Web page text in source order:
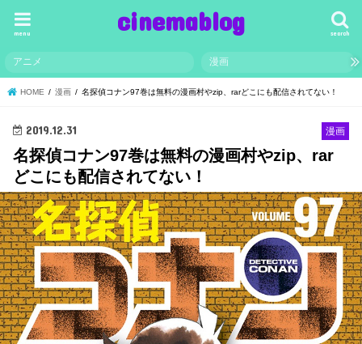
cinemablog search
menu
アニメ 漫画
HOME 漫画 名探偵コナン97巻は無料の漫画村やzip、rarどこにも配信されてない！
漫画
2019.12.31
名探偵コナン97巻は無料の漫画村やzip、rar
どこにも配信されてない！